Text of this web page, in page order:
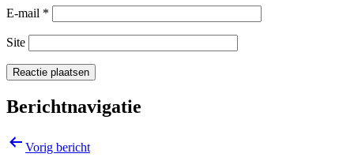
E-mail *
Site
Berichtnavigatie
Vorig bericht